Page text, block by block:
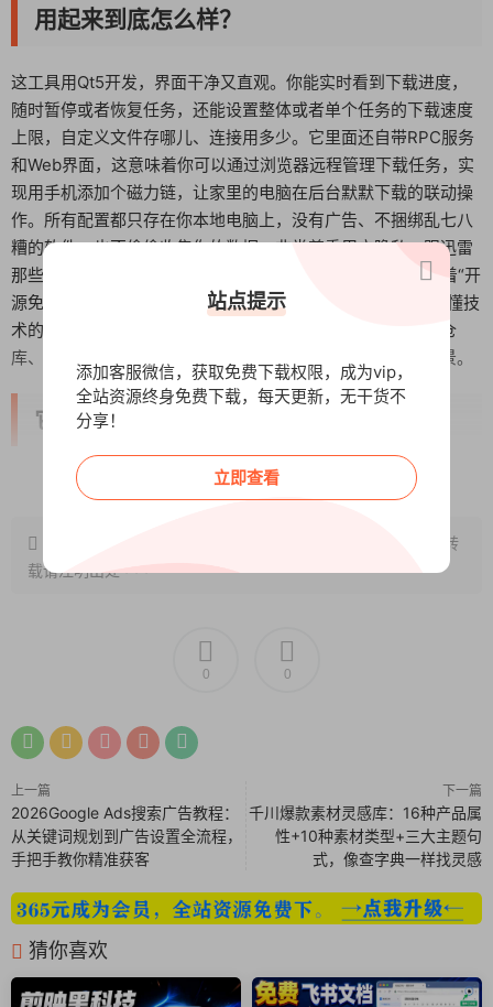
用起来到底怎么样？
这工具用Qt5开发，界面干净又直观。你能实时看到下载进度，
随时暂停或者恢复任务，还能设置整体或者单个任务的下载速度
上限，自定义文件存哪儿、连接用多少。它里面还自带RPC服务
和Web界面，这意味着你可以通过浏览器远程管理下载任务，实
现用手机添加个磁力链，让家里的电脑在后台默默下载的联动操
作。所有配置都只存在你本地电脑上，没有广告、不捆绑乱七八
糟的软件、也不偷偷收集你的数据，非常尊重用户隐私。跟迅雷
那些商业下载器动不动就限速或者弹广告比起来，Qaria2靠着“开
源免费、支持的协议全、占电脑资源少”这些优点，成了很多懂技
术的用户和注重隐私朋友的心头好，特别适合开发者下代码仓
库、影音爱好者找高清资源、学生批量下载学习资料这些场景。
它有哪些拿手好戏？
下面咱们详细说说它的功能特色：
1. 不挑食，啥都能下
核心基于Aria2，采用多线程分段下载技术，能把你家的网络带宽
充分利用起来，实现极速下载。
3. 有界面，零门槛
提供了完整的图形化界面，再也不用去写那些复杂的配置文件
了。安装完直接就能用，而且还是中文界面，对国内用户特别友
好。
阅读全文
，转
载请注明出处~~~
0 0
上一篇
2026Google Ads搜索广告教程：
从关键词规划到广告设置全流程，
手把手教你精准获客
下一篇
千川爆款素材灵感库：16种产品属
性+10种素材类型+三大主题句
式，像查字典一样找灵感
猜你喜欢
站点提示
添加客服微信，获取免费下载权限，成为vip，
全站资源终身免费下载，每天更新，无干货不
分享！
立即查看